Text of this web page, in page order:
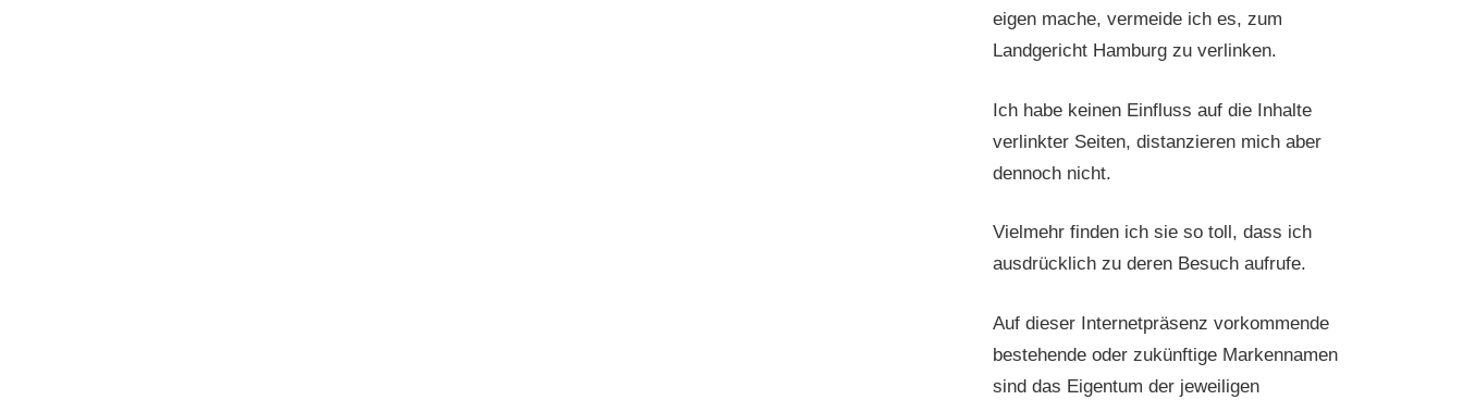
eigen mache, vermeide ich es, zum
Landgericht Hamburg zu verlinken.
Ich habe keinen Einfluss auf die Inhalte
verlinkter Seiten, distanzieren mich aber
dennoch nicht.
Vielmehr finden ich sie so toll, dass ich
ausdrücklich zu deren Besuch aufrufe.
Auf dieser Internetpräsenz vorkommende
bestehende oder zukünftige Markennamen
sind das Eigentum der jeweiligen